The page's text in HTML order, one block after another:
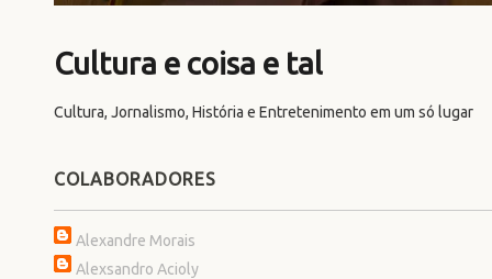
Cultura e coisa e tal
Cultura, Jornalismo, História e Entretenimento em um só lugar
COLABORADORES
Alexandre Morais
Alexsandro Acioly